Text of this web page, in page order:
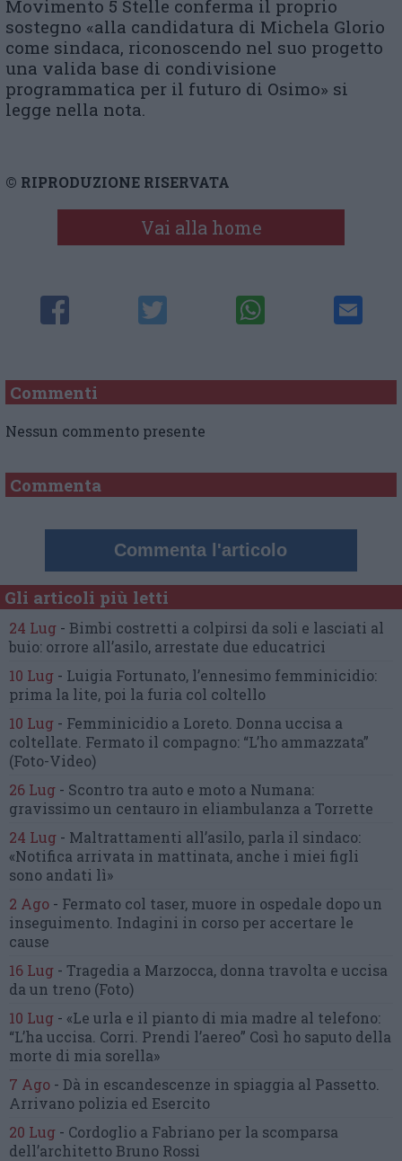
Movimento 5 Stelle conferma il proprio
sostegno «alla candidatura di Michela Glorio
come sindaca, riconoscendo nel suo progetto
una valida base di condivisione
programmatica per il futuro di Osimo» si
legge nella nota.
© RIPRODUZIONE RISERVATA
Vai alla home
Commenti
Nessun commento presente
Commenta
Commenta l'articolo
Gli articoli più letti
24 Lug - Bimbi costretti a colpirsi da soli e lasciati al
buio: orrore all’asilo, arrestate due educatrici
10 Lug - Luigia Fortunato, l’ennesimo femminicidio:
prima la lite, poi la furia col coltello
10 Lug - Femminicidio a Loreto. Donna uccisa a
coltellate. Fermato il compagno: “L’ho ammazzata”
(Foto-Video)
26 Lug - Scontro tra auto e moto a Numana:
gravissimo un centauro in eliambulanza a Torrette
24 Lug - Maltrattamenti all’asilo, parla il sindaco:
«Notifica arrivata in mattinata, anche i miei figli
sono andati lì»
2 Ago - Fermato col taser, muore in ospedale dopo un
inseguimento. Indagini in corso per accertare le
cause
16 Lug - Tragedia a Marzocca, donna travolta e uccisa
da un treno (Foto)
10 Lug - «Le urla e il pianto di mia madre al telefono:
“L’ha uccisa. Corri. Prendi l’aereo” Così ho saputo della
morte di mia sorella»
7 Ago - Dà in escandescenze in spiaggia al Passetto.
Arrivano polizia ed Esercito
20 Lug - Cordoglio a Fabriano per la scomparsa
dell’architetto Bruno Rossi